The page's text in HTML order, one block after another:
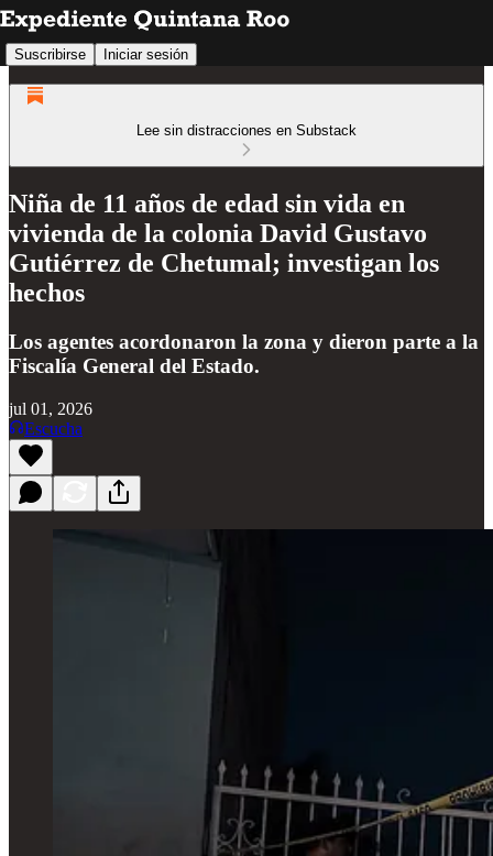
Suscribirse Iniciar sesión
Lee sin distracciones en Substack
Niña de 11 años de edad sin vida en
vivienda de la colonia David Gustavo
Gutiérrez de Chetumal; investigan los
hechos
Los agentes acordonaron la zona y dieron parte a la
Fiscalía General del Estado.
jul 01, 2026
Escucha